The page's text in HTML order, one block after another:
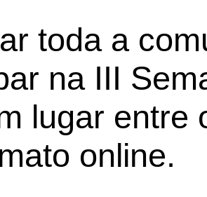
toda a
na III
lugar entre
online.